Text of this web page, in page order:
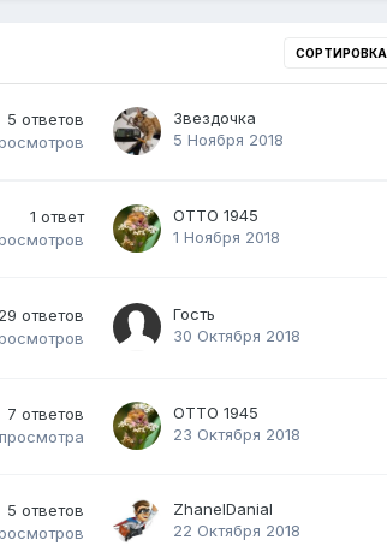
СОРТИРОВКА
5 ответов
Звездочка
5 Ноября 2018
1 ответ
ОТТО 1945
1 Ноября 2018
29 ответов
Гость
30 Октября 2018
7 ответов
просмотра
ОТТО 1945
23 Октября 2018
5 ответов
ZhanelDanial
22 Октября 2018